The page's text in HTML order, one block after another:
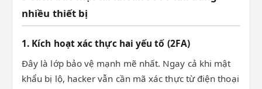
nhiều thiết bị
1. Kích hoạt xác thực hai yếu tố (2FA)
Đây là lớp bảo vệ mạnh mẽ nhất. Ngay cả khi mật
khẩu bị lộ, hacker vẫn cần mã xác thực từ điện thoại